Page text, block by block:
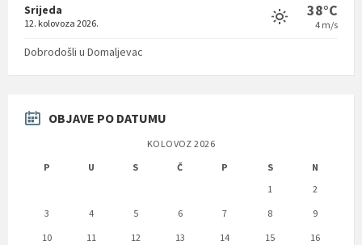
Srijeda
12. kolovoza 2026.
38°C
4 m/s
Dobrodošli u Domaljevac
OBJAVE PO DATUMU
KOLOVOZ 2026
P
U S Č P S
N
1
2
3
4 5 6 7 8
9
10
11 12 13 14 15
16